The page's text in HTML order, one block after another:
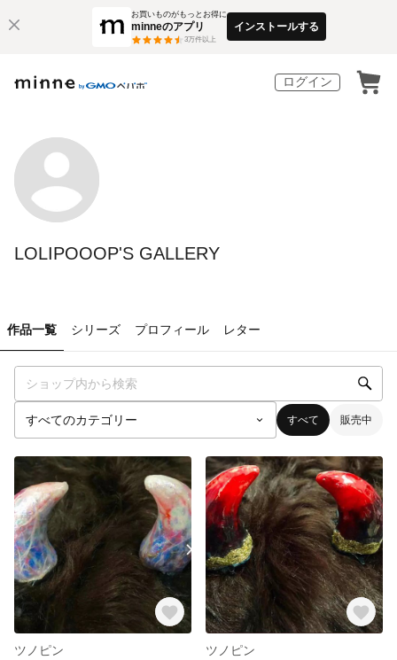
お買いものがもっとお得に
minneのアプリ
3万件以上
インストールする
ログイン
LOLIPOOOP'S GALLERY
作品一覧 シリーズ プロフィール レター
すべて 販売中
ツノピン
ツノピン